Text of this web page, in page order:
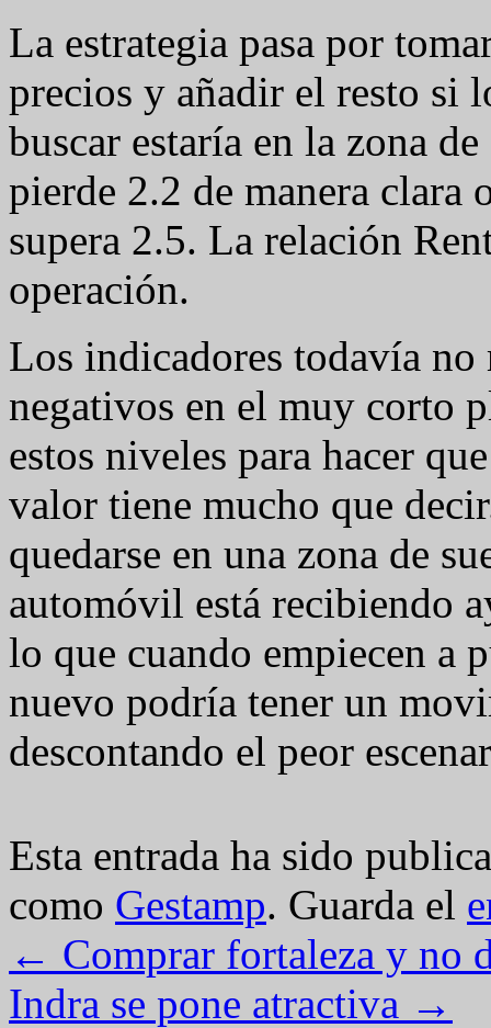
La estrategia pasa por
precios y añadir el resto si
buscar estaría en la zona
pierde 2.2 de manera clara
supera 2.5. La relación
operación.
Los indicadores todavía no
negativos en el muy corto
estos niveles para hacer
valor tiene mucho que
quedarse en una zona de
automóvil está recibiendo
lo que cuando empiecen a
nuevo podría tener un
descontando el peor
Esta entrada ha sido
como Gestamp. Guarda el
← Comprar fortaleza y no
Indra se pone atractiva →